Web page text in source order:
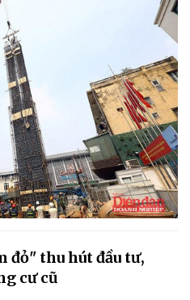
đỏ" thu hút đầu tư,
cư cũ